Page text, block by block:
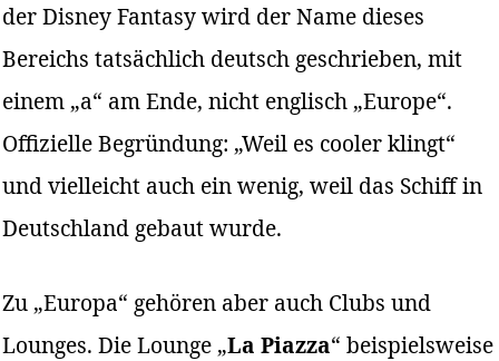
der Disney Fantasy wird der Name dieses
Bereichs tatsächlich deutsch geschrieben, mit
einem „a“ am Ende, nicht englisch „Europe“.
Offizielle Begründung: „Weil es cooler klingt“
und vielleicht auch ein wenig, weil das Schiff in
Deutschland gebaut wurde.
Zu „Europa“ gehören aber auch Clubs und
Lounges. Die Lounge „La Piazza“ beispielsweise